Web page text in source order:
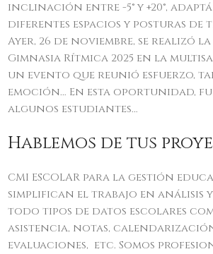
inclinación entre -5° y +20°,
diferentes espacios y posturas de
Ayer, 26 de noviembre, se realizó
Gimnasia Rítmica 2025 en la
un evento que reunió esfuerzo,
emoción… En esta oportunidad,
algunos estudiantes…
Hablemos de tus
CMI ESCOLAR para la gestión
simplifican el trabajo en análisis
todo tipos de datos escolares
asistencia, notas,
evaluaciones, etc. Somos